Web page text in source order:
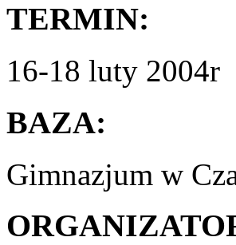
TERMIN:
16-18 luty 2004r
BAZA:
Gimnazjum w